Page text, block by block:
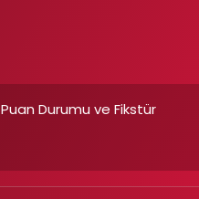
Puan Durumu ve Fikstür